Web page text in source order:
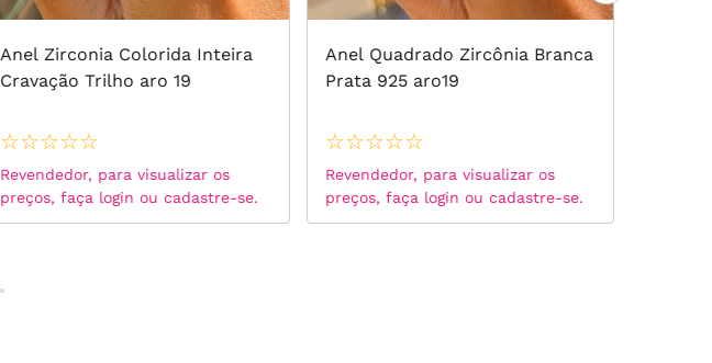
Anel Zirconia Colorida Inteira
Cravação Trilho aro 19
☆☆☆☆☆
Revendedor, para visualizar os
preços, faça login ou cadastre-se.
Anel Quadrado Zircônia Branca
Prata 925 aro19
☆☆☆☆☆
Revendedor, para visualizar os
preços, faça login ou cadastre-se.